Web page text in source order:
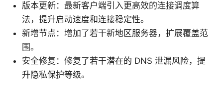
版本更新：最新客户端引入更高效的连接调度算
法，提升启动速度和连接稳定性。
新增节点：增加了若干新地区服务器，扩展覆盖范
围。
安全修复：修复了若干潜在的 DNS 泄漏风险，提
升隐私保护等级。